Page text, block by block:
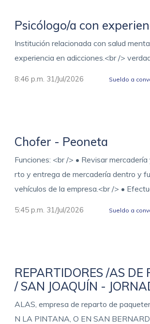
Psicólogo/a con
Institución relacionada con salud
experiencia en adicciones.<br />
8:46 p.m. 31/Jul/2026 Sueldo a
Chofer - Peoneta
Funciones: <br /> • Revisar
rto y entrega de mercadería dentro y
vehículos de la empresa.<br /> •
5:45 p.m. 31/Jul/2026 Sueldo a
REPARTIDORES /AS
/ SAN JOAQUÍN -
ALAS, empresa de reparto de
N LA PINTANA, O EN SAN